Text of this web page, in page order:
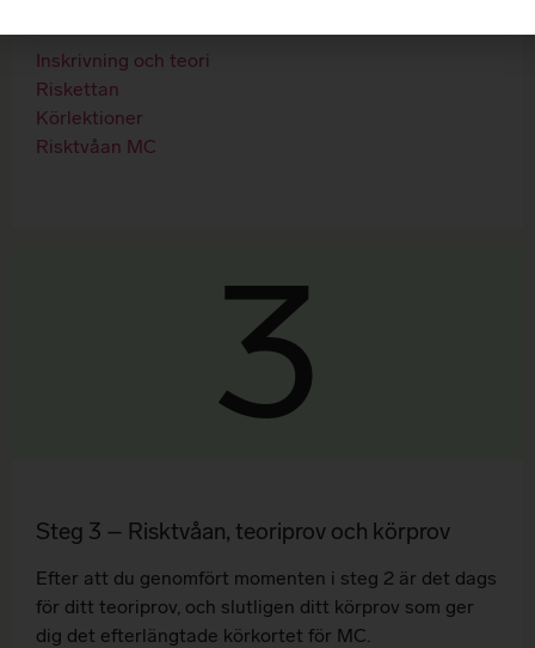
Inskrivning och teori
Riskettan
Körlektioner
Risktvåan MC
3
Steg 3 – Risktvåan, teoriprov och körprov
Efter att du genomfört momenten i steg 2 är det dags
för ditt teoriprov, och slutligen ditt körprov som ger
dig det efterlängtade körkortet för MC.